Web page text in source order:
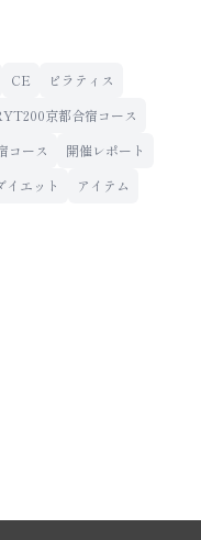
CE
ピラティス
京都合宿コース
コース
開催レポート
イエット
アイテム